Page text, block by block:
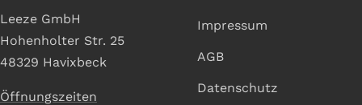
Leeze GmbH
Hohenholter Str. 25
48329 Havixbeck
Öffnungszeiten
Impressum
AGB
Datenschutz